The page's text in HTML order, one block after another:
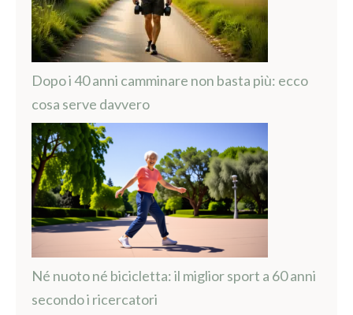
Dopo i 40 anni camminare non basta più: ecco
cosa serve davvero
Né nuoto né bicicletta: il miglior sport a 60 anni
secondo i ricercatori